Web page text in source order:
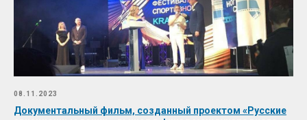
08.11.2023
Документальный фильм, созданный проектом «Русские